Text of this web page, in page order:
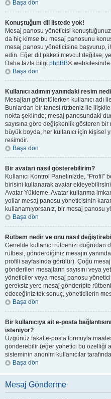
Başa dön
Konuştuğum dil listede yok!
Mesaj panosu yöneticisi
da hiç kimse bu mesaj panosunu
mesaj panosu yöneticisine başvurup,
edin. Eğer dil paketi mevcut değilse,
Daha fazla bilgi phpBB®
Başa dön
Kullanıcı adımın yanındaki resim
Mesajları görüntülerken kullanıcı
Bunlardan bir tanesi rütbeniz ile
nokta şeklinde; mesaj panosundaki
sayısına göre değişkenlik gösteren
büyük boyda, her kullanıcı için
resimdir.
Başa dön
Bir avatarı nasıl gösterebilirim?
Kullanıcı Kontrol Panelinizde, “Profil”
birisini kullanarak avatar
Avatar Yükleme. Avatar kullanma
yollar mesaj panosu yöneticisinin
kullanamıyorsanız, bir mesaj panosu
Başa dön
Rütbem nedir ve onu nasıl
Genelde kullanıcı rütbenizi doğrudan
rütbesi, gönderdiğiniz mesajın
profili sayfasında görülür). Çoğu
gönderilen mesajların sayısını veya
yöneticiler veya mesaj panosu
gereksiz yere mesaj gönderipte
edeceğiniz tek sonuç, yöneticilerin
Başa dön
Bir kullanıcıya ait e-posta
isteniyor?
Üzgünüz fakat e-posta formuyla
gönderebilir (eğer yönetici bu özelliği
sisteminin anonim kullanıcılar
Başa dön
Mesaj Gönderme